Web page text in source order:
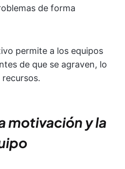
de forma
permite a los equipos
de que se agraven, lo
motivación y la